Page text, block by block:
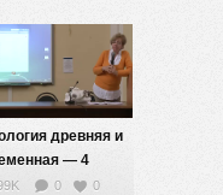
древняя и
— 4
0 0